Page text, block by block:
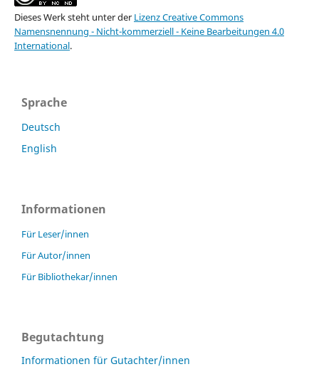
Dieses Werk steht unter der Lizenz Creative Commons
Namensnennung - Nicht-kommerziell - Keine Bearbeitungen 4.0
International.
Sprache
Deutsch
English
Informationen
Für Leser/innen
Für Autor/innen
Für Bibliothekar/innen
Begutachtung
Informationen für Gutachter/innen